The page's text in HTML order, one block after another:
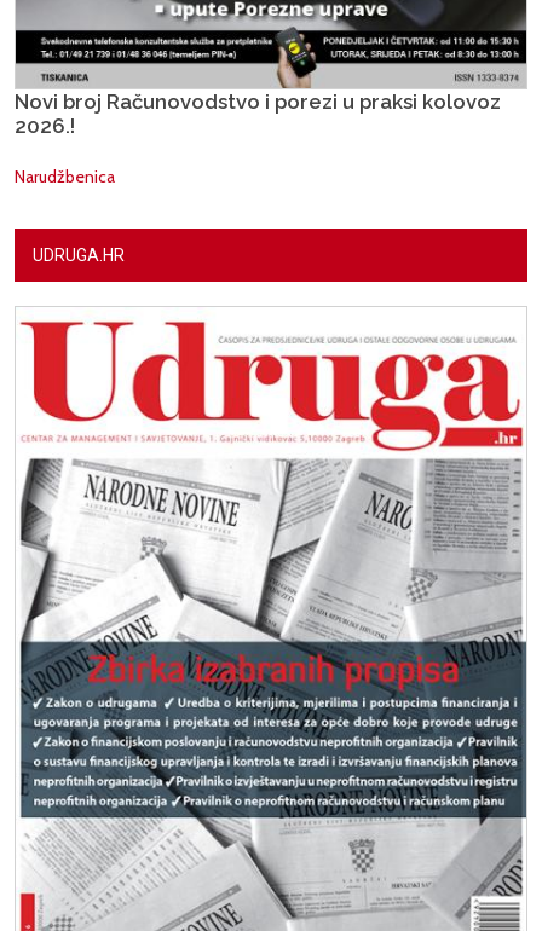
Novi broj Računovodstvo i porezi u praksi kolovoz
2026.!
Narudžbenica
UDRUGA.HR